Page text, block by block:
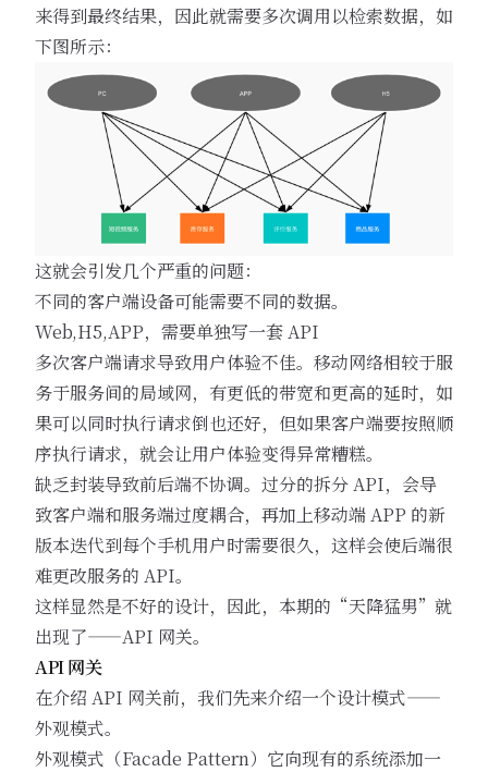
来得到最终结果，因此就需要多次调用以检索数据，如
下图所示：
这就会引发几个严重的问题：
不同的客户端设备可能需要不同的数据。
Web,H5,APP，需要单独写一套 API
多次客户端请求导致用户体验不佳。移动网络相较于服
务于服务间的局域网，有更低的带宽和更高的延时，如
果可以同时执行请求倒也还好，但如果客户端要按照顺
序执行请求，就会让用户体验变得异常糟糕。
缺乏封装导致前后端不协调。过分的拆分 API，会导
致客户端和服务端过度耦合，再加上移动端 APP 的新
版本迭代到每个手机用户时需要很久，这样会使后端很
难更改服务的 API。
这样显然是不好的设计，因此，本期的“天降猛男”就
出现了——API 网关。
API 网关
在介绍 API 网关前，我们先来介绍一个设计模式——
外观模式。
外观模式（Facade Pattern）它向现有的系统添加一